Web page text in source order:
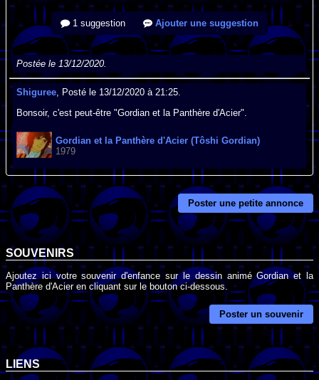
1 suggestion Ajouter une suggestion
Postée le 13/12/2020.
Shiguree, Posté le 13/12/2020 à 21:25.
Bonsoir, c'est peut-être "Gordian et la Panthère d'Acier".
Gordian et la Panthère d'Acier (Tôshi Gordian)
1979
Poster une petite annonce
SOUVENIRS
Ajoutez ici votre souvenir d'enfance sur le dessin animé Gordian et la
Panthère d'Acier en cliquant sur le bouton ci-dessous.
Poster un souvenir
LIENS